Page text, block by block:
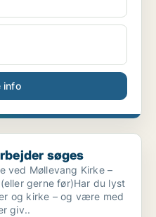
info
søges
ved Møllevang Kirke –
gerne før)Har du lyst
og kirke – og være med
giv..